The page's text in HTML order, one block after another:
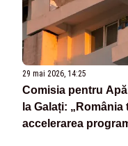
29 mai 2026, 14:25
Comisia pentru
la Galați:
accelerarea